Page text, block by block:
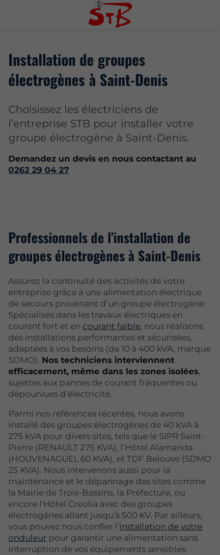
Installation de groupes
électrogènes à Saint-Denis
Choisissez les électriciens de
l’entreprise STB pour installer votre
groupe électrogène à Saint-Denis.
Demandez un devis en nous contactant au
0262 29 04 27
Professionnels de l’installation de
groupes électrogènes à Saint-Denis
Assurez la continuité des activités de votre
entreprise grâce à une alimentation électrique
de secours provenant d’un groupe électrogène.
Spécialisés dans les travaux électriques en
courant fort et en courant faible, nous réalisons
des installations performantes et sécurisées,
adaptées à vos besoins (de 10 à 400 kVA, marque
SDMO). Nos techniciens interviennent
efficacement, même dans les zones isolées,
sujettes aux pannes de courant fréquentes ou
dépourvues d’électricité.
Parmi nos références récentes, nous avons
installé des groupes électrogènes de 40 kVA à
275 kVA pour divers sites, tels que le SIPR Saint-
Pierre (RENAULT 275 KVA), l’Hôtel Alamanda
(HOUVENAGUEL 60 KVA), et TDF Belouve (SDMO
25 KVA). Nous intervenons aussi pour la
maintenance et le dépannage des sites comme
la Mairie de Trois-Bassins, la Préfecture, ou
encore l'Hôtel Creolia avec des groupes
électrogènes allant jusqu'à 500 KV. Par ailleurs,
vous pouvez nous confier l’installation de votre
onduleur pour garantir une alimentation sans
interruption de vos équipements sensibles.